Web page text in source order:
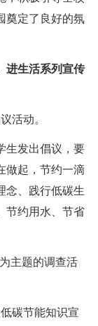
奠定了良好的氛
进生活系列宣传
活动。
生发出倡议，要
做起，节约一滴
念、践行低碳生
节约用水、节省
主题的调查活
碳节能知识宣